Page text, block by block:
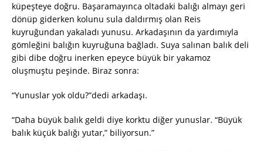
küpeşteye doğru. Başaramayınca oltadaki balığı almayı geri
dönüp giderken kolunu sula daldırmış olan Reis
kuyruğundan yakaladı yunusu. Arkadaşının da yardımıyla
gömleğini balığın kuyruğuna bağladı. Suya salınan balık deli
gibi dibe doğru inerken epeyce büyük bir yakamoz
oluşmuştu peşinde. Biraz sonra:
“Yunuslar yok oldu?”dedi arkadaşı.
“Daha büyük balık geldi diye korktu diğer yunuslar. “Büyük
balık küçük balığı yutar,” biliyorsun.”